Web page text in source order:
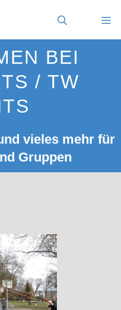
BEI
/ TW
vieles mehr für
Gruppen